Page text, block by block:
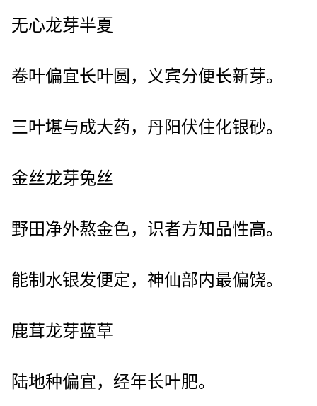
无心龙芽半夏
卷叶偏宜长叶圆，义宾分便长新芽。
三叶堪与成大药，丹阳伏住化银砂。
金丝龙芽兔丝
野田净外熬金色，识者方知品性高。
能制水银发便定，神仙部内最偏饶。
鹿茸龙芽蓝草
陆地种偏宜，经年长叶肥。